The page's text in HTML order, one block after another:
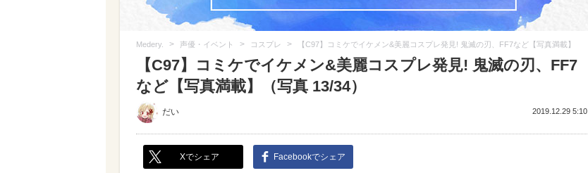
Medery. > 声優・イベント > コスプレ > 【C97】コミケでイケメン&美麗コスプレ発見! 鬼滅の刃、FF7など【写真満載】
【C97】コミケでイケメン&美麗コスプレ発見! 鬼滅の刃、FF7
など【写真満載】（写真 13/34）
だい 2019.12.29 5:10
Xでシェア Facebookでシェア